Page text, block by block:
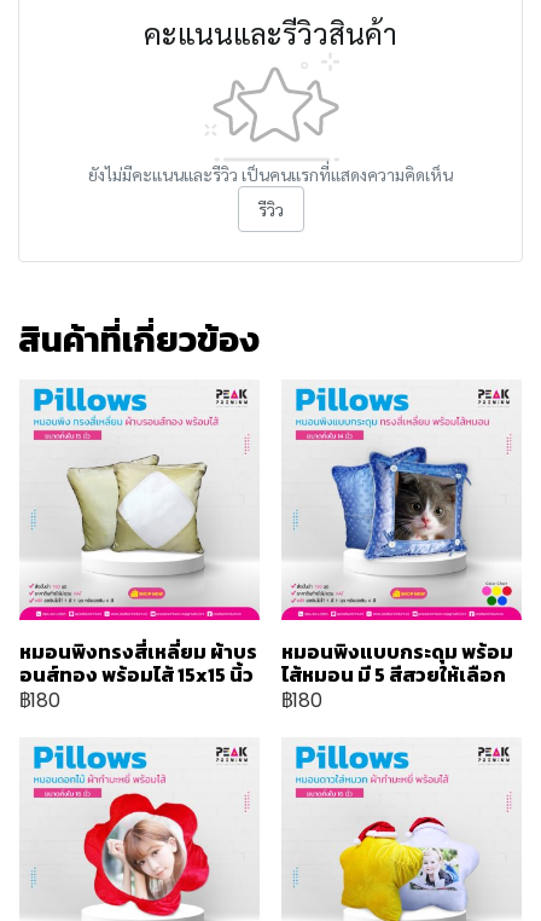
คะแนนและรีวิวสินค้า
ยังไม่มีคะแนนและรีวิว เป็นคนแรกที่แสดงความคิดเห็น
รีวิว
สินค้าที่เกี่ยวข้อง
หมอนพิงทรงสี่เหลี่ยม ผ้าบร
อนส์ทอง พร้อมไส้ 15x15 นิ้ว
฿180
หมอนพิงแบบกระดุม พร้อม
ไส้หมอน มี 5 สีสวยให้เลือก
฿180